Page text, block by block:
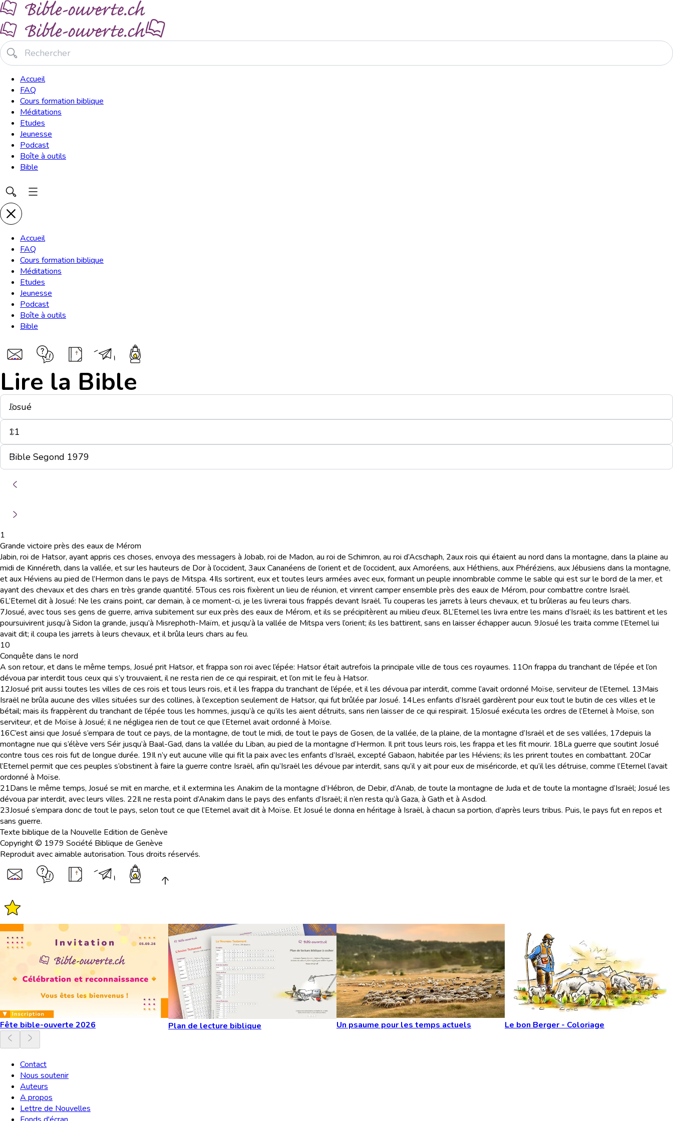
Accueil
FAQ
Cours formation biblique
Méditations
Etudes
Jeunesse
Podcast
Boîte à outils
Bible
Accueil
FAQ
Cours formation biblique
Méditations
Etudes
Jeunesse
Podcast
Boîte à outils
Bible
Lire la Bible
1
Grande victoire près des eaux de Mérom
Jabin, roi de Hatsor, ayant appris ces choses, envoya des messagers à Jobab, roi de Madon, au roi de Schimron, au roi d’Acschaph, 2aux rois qui étaient au nord dans la montagne, dans la plaine au
midi de Kinnéreth, dans la vallée, et sur les hauteurs de Dor à l’occident, 3aux Cananéens de l’orient et de l’occident, aux Amoréens, aux Héthiens, aux Phéréziens, aux Jébusiens dans la montagne,
et aux Héviens au pied de l’Hermon dans le pays de Mitspa. 4Ils sortirent, eux et toutes leurs armées avec eux, formant un peuple innombrable comme le sable qui est sur le bord de la mer, et
ayant des chevaux et des chars en très grande quantité. 5Tous ces rois fixèrent un lieu de réunion, et vinrent camper ensemble près des eaux de Mérom, pour combattre contre Israël.
6L’Eternel dit à Josué: Ne les crains point, car demain, à ce moment-ci, je les livrerai tous frappés devant Israël. Tu couperas les jarrets à leurs chevaux, et tu brûleras au feu leurs chars.
7Josué, avec tous ses gens de guerre, arriva subitement sur eux près des eaux de Mérom, et ils se précipitèrent au milieu d’eux. 8L’Eternel les livra entre les mains d’Israël; ils les battirent et les
poursuivirent jusqu’à Sidon la grande, jusqu’à Misrephoth-Maïm, et jusqu’à la vallée de Mitspa vers l’orient; ils les battirent, sans en laisser échapper aucun. 9Josué les traita comme l’Eternel lui
avait dit; il coupa les jarrets à leurs chevaux, et il brûla leurs chars au feu.
10
Conquête dans le nord
A son retour, et dans le même temps, Josué prit Hatsor, et frappa son roi avec l’épée: Hatsor était autrefois la principale ville de tous ces royaumes. 11On frappa du tranchant de l’épée et l’on
dévoua par interdit tous ceux qui s’y trouvaient, il ne resta rien de ce qui respirait, et l’on mit le feu à Hatsor.
12Josué prit aussi toutes les villes de ces rois et tous leurs rois, et il les frappa du tranchant de l’épée, et il les dévoua par interdit, comme l’avait ordonné Moïse, serviteur de l’Eternel. 13Mais
Israël ne brûla aucune des villes situées sur des collines, à l’exception seulement de Hatsor, qui fut brûlée par Josué. 14Les enfants d’Israël gardèrent pour eux tout le butin de ces villes et le
bétail; mais ils frappèrent du tranchant de l’épée tous les hommes, jusqu’à ce qu’ils les aient détruits, sans rien laisser de ce qui respirait. 15Josué exécuta les ordres de l’Eternel à Moïse, son
serviteur, et de Moïse à Josué; il ne négligea rien de tout ce que l’Eternel avait ordonné à Moïse.
16C’est ainsi que Josué s’empara de tout ce pays, de la montagne, de tout le midi, de tout le pays de Gosen, de la vallée, de la plaine, de la montagne d’Israël et de ses vallées, 17depuis la
montagne nue qui s’élève vers Séir jusqu’à Baal-Gad, dans la vallée du Liban, au pied de la montagne d’Hermon. Il prit tous leurs rois, les frappa et les fit mourir. 18La guerre que soutint Josué
contre tous ces rois fut de longue durée. 19Il n’y eut aucune ville qui fit la paix avec les enfants d’Israël, excepté Gabaon, habitée par les Héviens; ils les prirent toutes en combattant. 20Car
l’Eternel permit que ces peuples s’obstinent à faire la guerre contre Israël, afin qu’Israël les dévoue par interdit, sans qu’il y ait pour eux de miséricorde, et qu’il les détruise, comme l’Eternel l’avait
ordonné à Moïse.
21Dans le même temps, Josué se mit en marche, et il extermina les Anakim de la montagne d’Hébron, de Debir, d’Anab, de toute la montagne de Juda et de toute la montagne d’Israël; Josué les
dévoua par interdit, avec leurs villes. 22Il ne resta point d’Anakim dans le pays des enfants d’Israël; il n’en resta qu’à Gaza, à Gath et à Asdod.
23Josué s’empara donc de tout le pays, selon tout ce que l’Eternel avait dit à Moïse. Et Josué le donna en héritage à Israël, à chacun sa portion, d’après leurs tribus. Puis, le pays fut en repos et
sans guerre.
Texte biblique de la Nouvelle Edition de Genève
Copyright © 1979 Société Biblique de Genève
Reproduit avec aimable autorisation. Tous droits réservés.
Fête bible-ouverte 2026 Plan de lecture biblique Un psaume pour les temps actuels Le bon Berger - Coloriage
Contact
Nous soutenir
Auteurs
A propos
Lettre de Nouvelles